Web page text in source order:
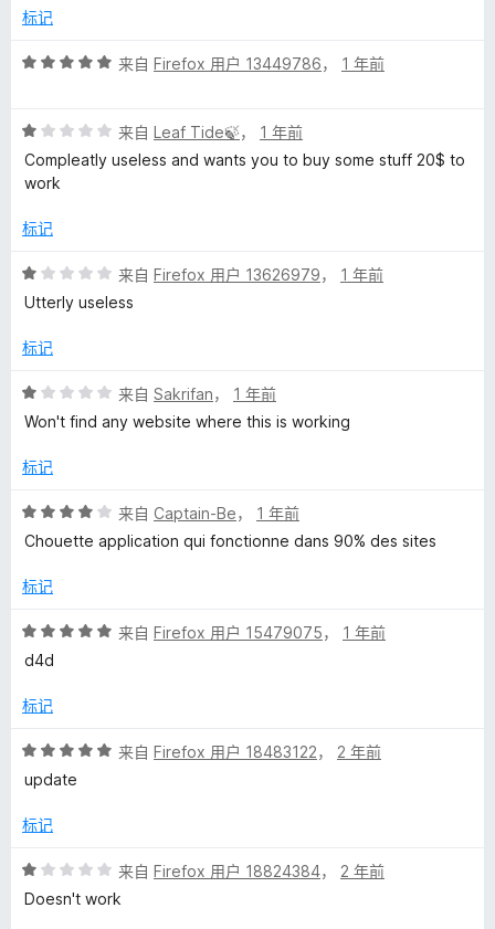
的
评
价
5
标记
评
/
5
来自 Firefox 用户 13449786， 1 年前
评
分
1
5
来自 Leaf Tide🍃， 1 年前
Compleatly useless and wants you to buy some stuff 20$ to
work
标记
评
分
/
来自 Firefox 用户 13626979， 1 年前
Utterly useless
标记
评
分
/
来自 Sakrifan， 1 年前
Won't find any website where this is working
标记
评
分
/
来自 Captain-Be， 1 年前
Chouette application qui fonctionne dans 90% des sites
标记
评
分
/
来自 Firefox 用户 15479075， 1 年前
d4d
标记
评
分
/
来自 Firefox 用户 18483122， 2 年前
update
标记
评
分
来自 Firefox 用户 18824384， 2 年前
Doesn't work